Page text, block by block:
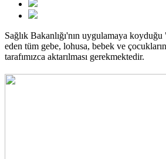
Sağlık Bakanlığı'nın uygulamaya
eden tüm gebe, lohusa, bebek ve
tarafımızca aktarılması gerekmektedir.